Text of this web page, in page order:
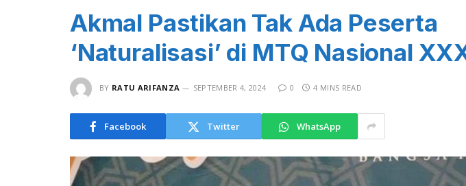
Akmal Pastikan Tak Ada Peserta
‘Naturalisasi’ di MTQ Nasional
BY RATU ARIFANZA SEPTEMBER 4, 2024 0 4 MINS READ
Facebook Twitter WhatsApp